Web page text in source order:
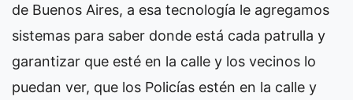
de Buenos Aires, a esa tecnología le agregamos
sistemas para saber donde está cada patrulla y
garantizar que esté en la calle y los vecinos lo
puedan ver, que los Policías estén en la calle y